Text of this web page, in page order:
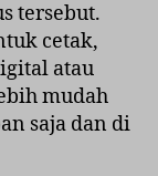
tersebut.
cetak,
atau
mudah
saja dan di